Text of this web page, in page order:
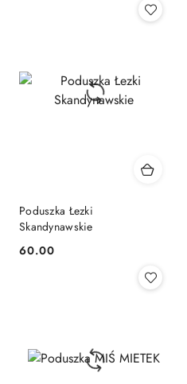
Poduszka Łezki
Skandynawskie
Cena:
60.00